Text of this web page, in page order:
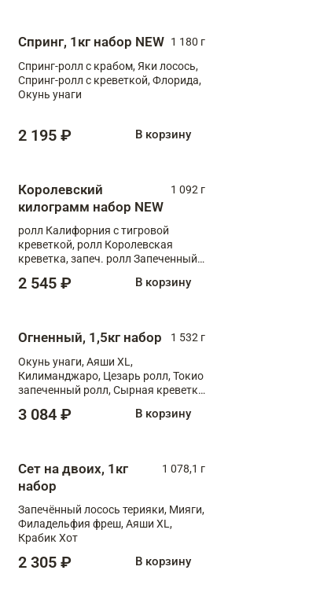
Спринг, 1кг набор NEW 1 180 г
Спринг-ролл с крабом, Яки лосось,
Спринг-ролл с креветкой, Флорида,
Окунь унаги
2 195 ₽ В корзину
Королевский
килограмм набор NEW
1 092 г
ролл Калифорния с тигровой
креветкой, ролл Королевская
креветка, запеч. ролл Запеченный
XL, запеч. ролл Крабик Хот
2 545 ₽ В корзину
Огненный, 1,5кг набор
1 532 г
Окунь унаги, Аяши XL,
Килиманджаро, Цезарь ролл, Токио
запеченный ролл, Сырная креветка
3 084 ₽ В корзину
Сет на двоих, 1кг
набор
1 078,1 г
Запечённый лосось терияки, Мияги,
Филадельфия фреш, Аяши XL,
Крабик Хот
2 305 ₽ В корзину